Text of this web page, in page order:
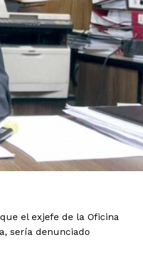
el exjefe de la Oficina
sería denunciado